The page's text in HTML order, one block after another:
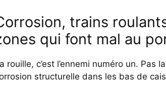
trains
qui font mal au
rouille, c’est l’ennemi numéro un.
structurelle dans les bas de